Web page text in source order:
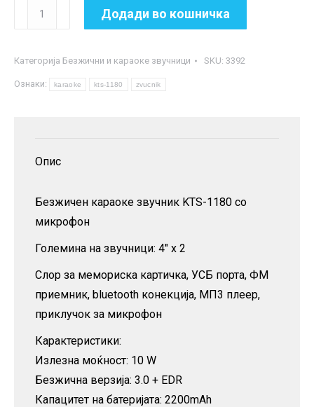
Караоке
звучник
1180
количина
Додади во кошничка
Категорија Безжични и караоке звучници SKU: 3392
Ознаки: karaoke kts-1180 zvucnik
Опис
Безжичен караоке звучник KTS-1180 со
микрофон
Големина на звучници: 4″ x 2
Слор за мемориска картичка, УСБ порта, ФМ
приемник, bluetooth конекција, МП3 плеер,
приклучок за микрофон
Карактеристики:
Излезна моќност: 10 W
Безжична верзија: 3.0 + EDR
Капацитет на батеријата: 2200mAh